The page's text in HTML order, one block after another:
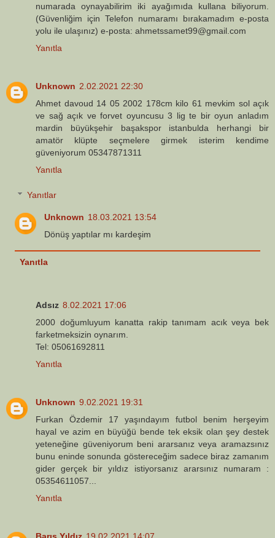
numarada oynayabilirim iki ayağımıda kullana biliyorum.
(Güvenliğim için Telefon numaramı bırakamadım e-posta
yolu ile ulaşınız) e-posta: ahmetssamet99@gmail.com
Yanıtla
Unknown 2.02.2021 22:30
Ahmet davoud 14 05 2002 178cm kilo 61 mevkim sol açık
ve sağ açık ve forvet oyuncusu 3 lig te bir oyun anladım
mardin büyükşehir başakspor istanbulda herhangi bir
amatör klüpte seçmelere girmek isterim kendime
güveniyorum 05347871311
Yanıtla
Yanıtlar
Unknown 18.03.2021 13:54
Dönüş yaptılar mı kardeşim
Yanıtla
Adsız 8.02.2021 17:06
2000 doğumluyum kanatta rakip tanımam acık veya bek
farketmeksizin oynarım.
Tel: 05061692811
Yanıtla
Unknown 9.02.2021 19:31
Furkan Özdemir 17 yaşındayım futbol benim herşeyim
hayal ve azim en büyüğü bende tek eksik olan şey destek
yeteneğine güveniyorum beni ararsanız veya aramazsınız
bunu eninde sonunda göstereceğim sadece biraz zamanım
gider gerçek bir yıldız istiyorsanız ararsınız numaram :
05354611057...
Yanıtla